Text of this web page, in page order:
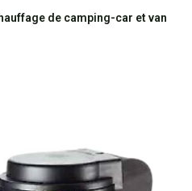
de camping-car et van